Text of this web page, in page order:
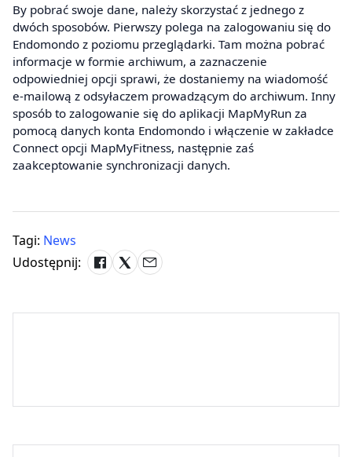
By pobrać swoje dane, należy skorzystać z jednego z
dwóch sposobów. Pierwszy polega na zalogowaniu się do
Endomondo z poziomu przeglądarki. Tam można pobrać
informacje w formie archiwum, a zaznaczenie
odpowiedniej opcji sprawi, że dostaniemy na wiadomość
e-mailową z odsyłaczem prowadzącym do archiwum. Inny
sposób to zalogowanie się do aplikacji MapMyRun za
pomocą danych konta Endomondo i włączenie w zakładce
Connect opcji MapMyFitness, następnie zaś
zaakceptowanie synchronizacji danych.
Tagi: News
Udostępnij: